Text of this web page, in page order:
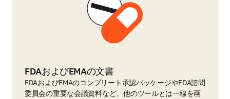
FDAおよびEMAの文書
FDAおよびEMAのコンプリート承認パッケージやFDA諮問
委員会の重要な会議資料など、他のツールとは一線を画